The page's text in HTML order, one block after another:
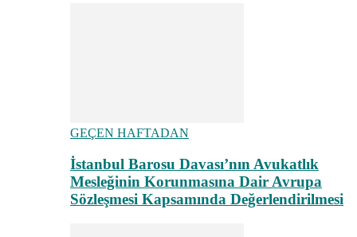
GEÇEN HAFTADAN
İstanbul Barosu Davası’nın Avukatlık
Mesleğinin Korunmasına Dair Avrupa
Sözleşmesi Kapsamında Değerlendirilmesi